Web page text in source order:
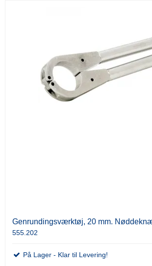
Genrundingsværktøj, 20 mm.
555.202
På Lager - Klar til Levering!